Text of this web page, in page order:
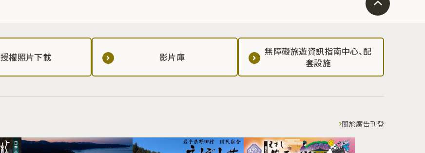
授權照片下載 影片庫
無障礙旅遊資訊指南中心、配
套設施
關於廣告刊登